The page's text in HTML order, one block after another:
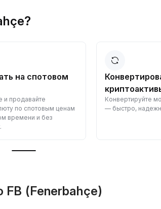
на спотовом
и продавайте
по спотовым ценам
времени и без
Конвертируйте
— быстро,
(Fenerbahçe)